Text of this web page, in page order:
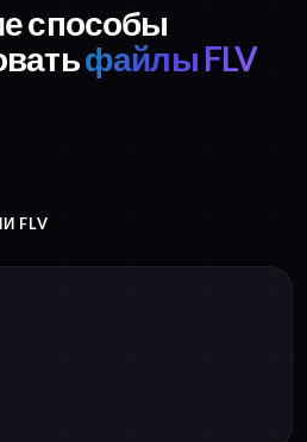
способы
файлы FLV
FLV